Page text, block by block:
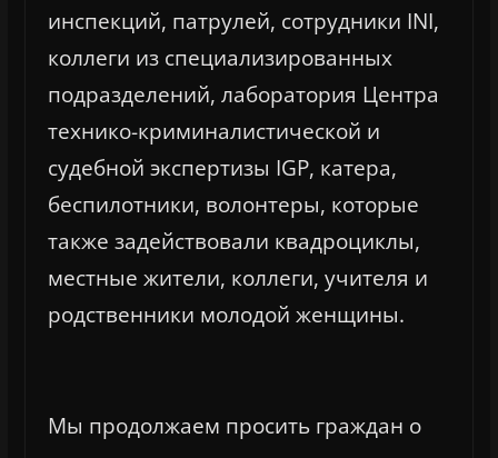
инспекций, патрулей, сотрудники INI,
коллеги из специализированных
подразделений, лаборатория Центра
технико-криминалистической и
судебной экспертизы IGP, катера,
беспилотники, волонтеры, которые
также задействовали квадроциклы,
местные жители, коллеги, учителя и
родственники молодой женщины.
Мы продолжаем просить граждан о